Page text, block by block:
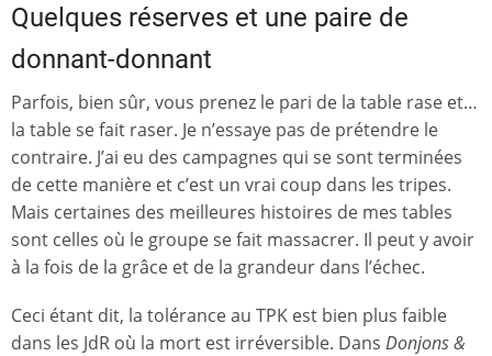
Quelques réserves et une paire de
donnant-donnant
Parfois, bien sûr, vous prenez le pari de la table rase et…
la table se fait raser. Je n’essaye pas de prétendre le
contraire. J’ai eu des campagnes qui se sont terminées
de cette manière et c’est un vrai coup dans les tripes.
Mais certaines des meilleures histoires de mes tables
sont celles où le groupe se fait massacrer. Il peut y avoir
à la fois de la grâce et de la grandeur dans l’échec.
Ceci étant dit, la tolérance au TPK est bien plus faible
dans les JdR où la mort est irréversible. Dans Donjons &